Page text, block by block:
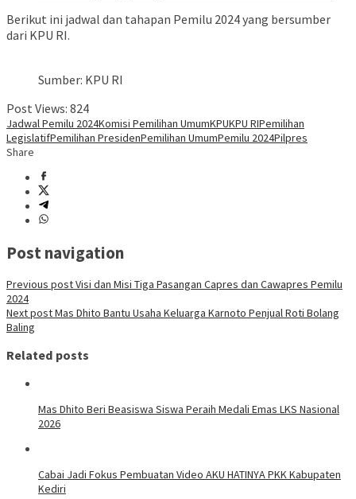
Berikut ini jadwal dan tahapan Pemilu 2024 yang bersumber
dari KPU RI.
Sumber: KPU RI
Post Views: 824
Jadwal Pemilu 2024Komisi Pemilihan UmumKPUKPU RIPemilihan
LegislatifPemilihan PresidenPemilihan UmumPemilu 2024Pilpres
Share
Post navigation
Previous postVisi dan Misi Tiga Pasangan Capres dan Cawapres Pemilu
2024
Next postMas Dhito Bantu Usaha Keluarga Karnoto Penjual Roti Bolang
Baling
Related posts
Mas Dhito Beri Beasiswa Siswa Peraih Medali Emas LKS Nasional
2026
Cabai Jadi Fokus Pembuatan Video AKU HATINYA PKK Kabupaten
Kediri